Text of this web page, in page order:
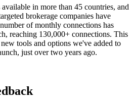
in more than 45 countries, and
brokerage companies have
of monthly connections has
reaching 130,000+ connections. This
tools and options we've added to
just over two years ago.